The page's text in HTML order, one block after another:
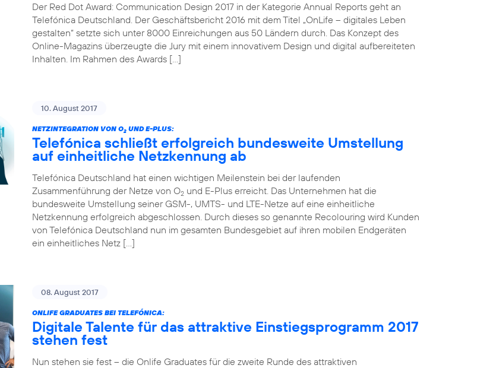
Der Red Dot Award: Communication Design 2017 in der Kategorie Annual Reports geht an
Telefónica Deutschland. Der Geschäftsbericht 2016 mit dem Titel „OnLife – digitales Leben
gestalten“ setzte sich unter 8000 Einreichungen aus 50 Ländern durch. Das Konzept des
Online-Magazins überzeugte die Jury mit einem innovativem Design und digital aufbereiteten
Inhalten. Im Rahmen des Awards […]
10. August 2017
NETZINTEGRATION VON O2 UND E-PLUS:
Telefónica schließt erfolgreich bundesweite Umstellung
auf einheitliche Netzkennung ab
Telefónica Deutschland hat einen wichtigen Meilenstein bei der laufenden
Zusammenführung der Netze von O2 und E-Plus erreicht. Das Unternehmen hat die
bundesweite Umstellung seiner GSM-, UMTS- und LTE-Netze auf eine einheitliche
Netzkennung erfolgreich abgeschlossen. Durch dieses so genannte Recolouring wird Kunden
von Telefónica Deutschland nun im gesamten Bundesgebiet auf ihren mobilen Endgeräten
ein einheitliches Netz […]
08. August 2017
ONLIFE GRADUATES BEI TELEFÓNICA:
Digitale Talente für das attraktive Einstiegsprogramm 2017
stehen fest
Nun stehen sie fest – die Onlife Graduates für die zweite Runde des attraktiven